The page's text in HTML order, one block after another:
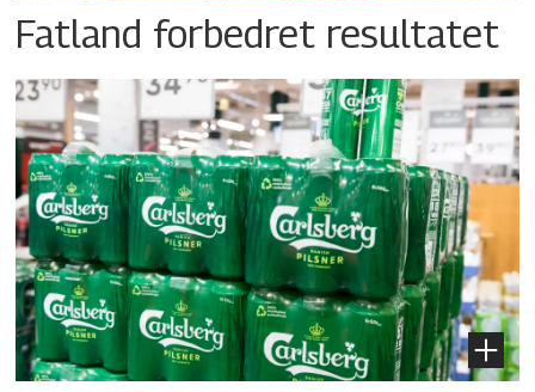
Fatland forbedret resultatet